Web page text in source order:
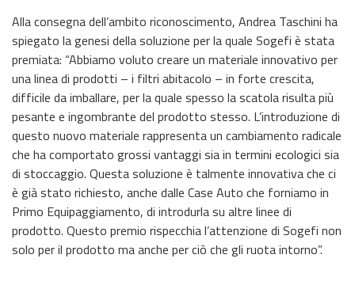
Alla consegna dell’ambito riconoscimento, Andrea Taschini ha
spiegato la genesi della soluzione per la quale Sogefi è stata
premiata: “Abbiamo voluto creare un materiale innovativo per
una linea di prodotti – i filtri abitacolo – in forte crescita,
difficile da imballare, per la quale spesso la scatola risulta più
pesante e ingombrante del prodotto stesso. L’introduzione di
questo nuovo materiale rappresenta un cambiamento radicale
che ha comportato grossi vantaggi sia in termini ecologici sia
di stoccaggio. Questa soluzione è talmente innovativa che ci
è già stato richiesto, anche dalle Case Auto che forniamo in
Primo Equipaggiamento, di introdurla su altre linee di
prodotto. Questo premio rispecchia l’attenzione di Sogefi non
solo per il prodotto ma anche per ciò che gli ruota intorno”.